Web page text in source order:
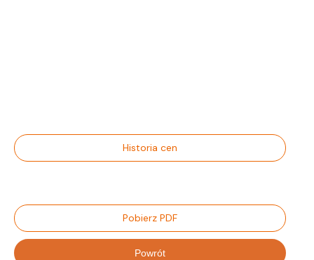
Historia cen
Pobierz PDF
Powrót